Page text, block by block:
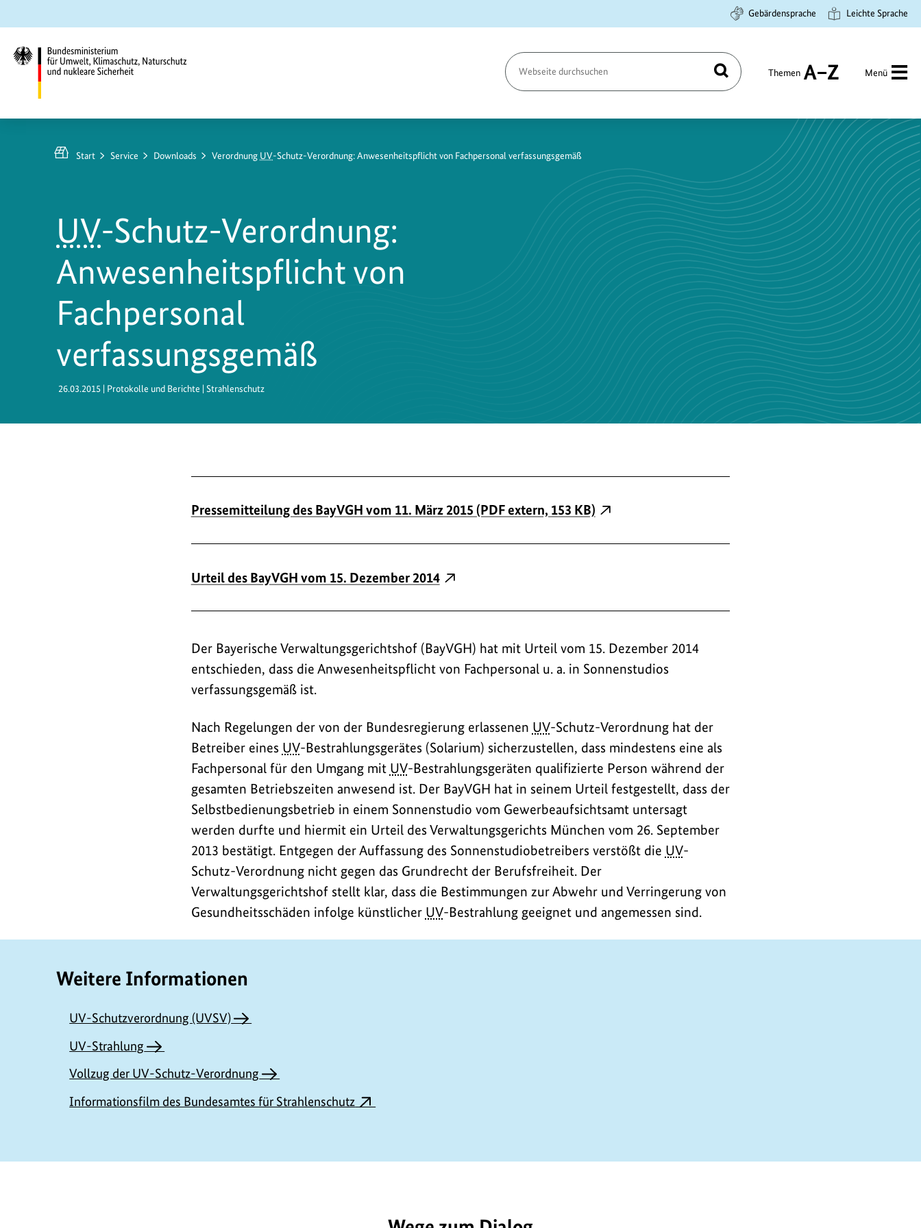
Hauptinhalt
springen
Suche
springen
Hauptnavigation
springen
Gebärdensprache Leichte Sprache
Umwelt,
Klimaschutz,
Sicherheit
Seite
durchsuchen
Suchen Themen
A
Menü
Start Service Downloads Verordnung UV-Schutz-Verordnung: Anwesenheitspflicht von Fachpersonal verfassungsgemäß
UV-Schutz-Verordnung:
Anwesenheitspflicht von
Fachpersonal
verfassungsgemäß
26.03.2015| Protokolle und Berichte | Strahlenschutz
Pressemitteilung des BayVGH vom 11. März 2015 (PDF extern, 153 KB)
Urteil des BayVGH vom 15. Dezember 2014
Der Bayerische Verwaltungsgerichtshof (BayVGH) hat mit Urteil vom 15. Dezember 2014
entschieden, dass die Anwesenheitspflicht von Fachpersonal u. a. in Sonnenstudios
verfassungsgemäß ist.
Nach Regelungen der von der Bundesregierung erlassenen UV-Schutz-Verordnung hat der
Betreiber eines UV-Bestrahlungsgerätes (Solarium) sicherzustellen, dass mindestens eine als
Fachpersonal für den Umgang mit UV-Bestrahlungsgeräten qualifizierte Person während der
gesamten Betriebszeiten anwesend ist. Der BayVGH hat in seinem Urteil festgestellt, dass der
Selbstbedienungsbetrieb in einem Sonnenstudio vom Gewerbeaufsichtsamt untersagt
werden durfte und hiermit ein Urteil des Verwaltungsgerichts München vom 26. September
2013 bestätigt. Entgegen der Auffassung des Sonnenstudiobetreibers verstößt die UV-
Schutz-Verordnung nicht gegen das Grundrecht der Berufsfreiheit. Der
Verwaltungsgerichtshof stellt klar, dass die Bestimmungen zur Abwehr und Verringerung von
Gesundheitsschäden infolge künstlicher UV-Bestrahlung geeignet und angemessen sind.
Weitere Informationen
UV-Schutzverordnung (UVSV)
UV-Strahlung
Vollzug der UV-Schutz-Verordnung
Informationsfilm des Bundesamtes für Strahlenschutz